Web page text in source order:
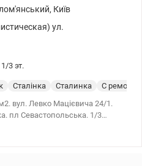
, Київ
ул.
1/3 эт.
Сталінка Сталинка
С
вул. Левко Мацієвича 24/1.
пл Севастопольська. 1/3